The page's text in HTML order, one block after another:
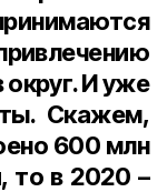
И уже
Скажем,
600 млн
то в 2020 –